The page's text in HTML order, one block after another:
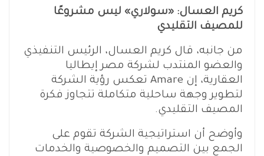
كريم العسال: «سولاري» ليس مشروعًا
للمصيف التقليدي
من جانبه، قال كريم العسال، الرئيس التنفيذي
والعضو المنتدب لشركة مصر إيطاليا
العقارية، إن Amare تعكس رؤية الشركة
لتطوير وجهة ساحلية متكاملة تتجاوز فكرة
المصيف التقليدي.
وأوضح أن استراتيجية الشركة تقوم على
الجمع بين التصميم والخصوصية والخدمات